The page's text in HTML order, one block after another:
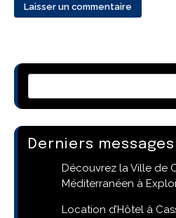
Derniers messages
Découvrez la Ville de
Méditerranéen à
Location d’Hôtel à